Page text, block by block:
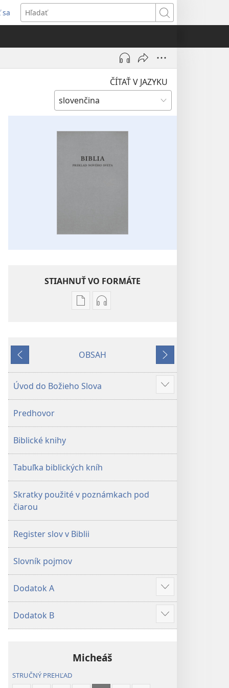
sa
Hľadať
ČÍTAŤ V JAZYKU
STIAHNUŤ VO FORMÁTE
Možnosti
Biblia
Preklad
nového
Možnosti
–
Späť
OBSAH
Ďalej
Úvod do Božieho Slova
Zobraziť
viac
Predhovor
Biblické knihy
Tabuľka biblických kníh
Skratky použité v poznámkach pod
čiarou
Register slov v Biblii
Slovník pojmov
Dodatok A
Zobraziť
viac
Dodatok B
Zobraziť
viac
Micheáš
STRUČNÝ PREHĽAD